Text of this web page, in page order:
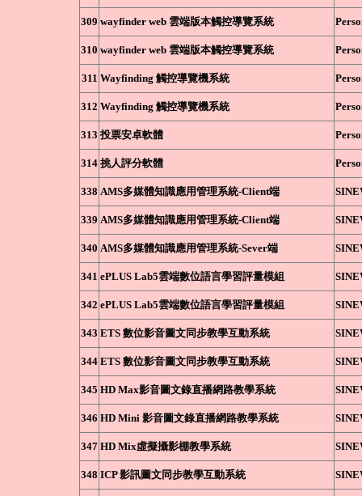
309 wayfinder web 雲端版本觸控導覽系統
310 wayfinder web 雲端版本觸控導覽系統
311 Wayfinding 觸控導覽機系統
312 Wayfinding 觸控導覽機系統
313 投票安卓軟體
314 挑人評分軟體
338 AMS多媒體知識應用管理系統-Client端
339 AMS多媒體知識應用管理系統-Client端
340 AMS多媒體知識應用管理系統-Sever端
341 ePLUS Lab5雲端數位語言學習評量模組
342 ePLUS Lab5雲端數位語言學習評量模組
343 ETS 數位影音圖文同步教學互動系統
344 ETS 數位影音圖文同步教學互動系統
345 HD Max影音圖文錄直播網路教學系統
346 HD Mini 影音圖文錄直播網路教學系統
347 HD Mix虛擬攝影棚教學系統
348 ICP 影訊圖文同步教學互動系統